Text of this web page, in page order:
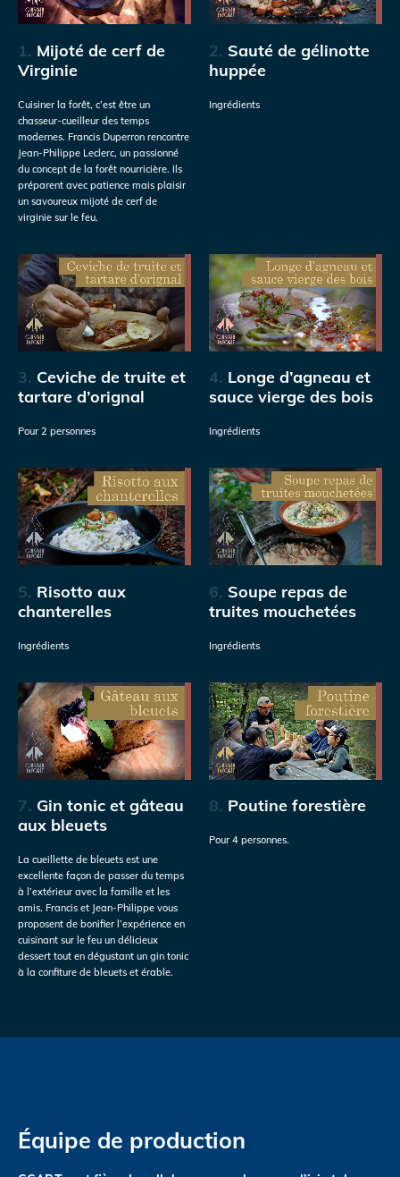
1. Mijoté de cerf de
Virginie
Cuisiner la forêt, c’est être un
chasseur-cueilleur des temps
modernes. Francis Duperron rencontre
Jean-Philippe Leclerc, un passionné
du concept de la forêt nourricière. Ils
préparent avec patience mais plaisir
un savoureux mijoté de cerf de
virginie sur le feu.
2. Sauté de gélinotte
huppée
Ingrédients
3. Ceviche de truite et
tartare d’orignal
Pour 2 personnes
4. Longe d’agneau et
sauce vierge des bois
Ingrédients
5. Risotto aux
chanterelles
Ingrédients
6. Soupe repas de
truites mouchetées
Ingrédients
7. Gin tonic et gâteau
aux bleuets
La cueillette de bleuets est une
excellente façon de passer du temps
à l’extérieur avec la famille et les
amis. Francis et Jean-Philippe vous
proposent de bonifier l’expérience en
cuisinant sur le feu un délicieux
dessert tout en dégustant un gin tonic
à la confiture de bleuets et érable.
8. Poutine forestière
Pour 4 personnes.
Équipe de production